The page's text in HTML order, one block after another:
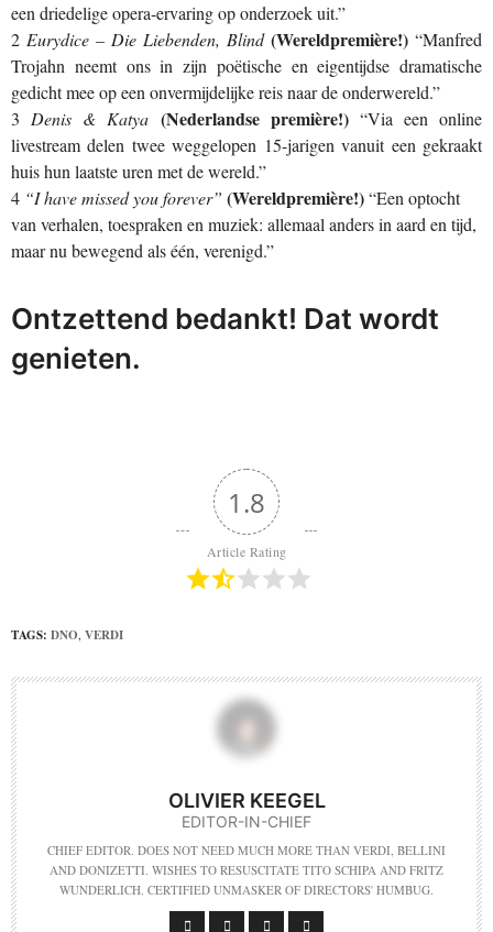
een driedelige opera-ervaring op onderzoek uit.”
2 Eurydice – Die Liebenden, Blind (Wereldpremière!) “Manfred
Trojahn neemt ons in zijn poëtische en eigentijdse dramatische
gedicht mee op een onvermijdelijke reis naar de onderwereld.”
3Denis & Katya (Nederlandse première!)“Via een online
livestream delen twee weggelopen 15-jarigen vanuit een gekraakt
huis hun laatste uren met de wereld.”
4 “I have missed you forever” (Wereldpremière!)“Een optocht
van verhalen, toespraken en muziek: allemaal anders in aard en tijd,
maar nu bewegend als één, verenigd.”
Ontzettend bedankt! Dat wordt
genieten.
1.8
Article Rating
TAGS: DNO, VERDI
OLIVIER KEEGEL
EDITOR-IN-CHIEF
CHIEF EDITOR. DOES NOT NEED MUCH MORE THAN VERDI, BELLINI
AND DONIZETTI. WISHES TO RESUSCITATE TITO SCHIPA AND FRITZ
WUNDERLICH. CERTIFIED UNMASKER OF DIRECTORS' HUMBUG.